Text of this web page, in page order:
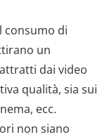
consumo di
un
dai video
qualità, sia sui
ecc.
non siano